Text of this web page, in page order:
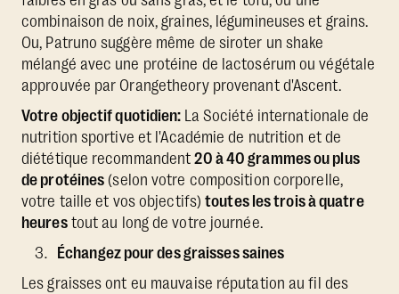
combinaison de noix, graines, légumineuses et grains.
Ou, Patruno suggère même de siroter un shake
mélangé avec une protéine de lactosérum ou végétale
approuvée par Orangetheory provenant d'Ascent.
Votre objectif quotidien: La Société internationale de
nutrition sportive et l'Académie de nutrition et de
diététique recommandent20 à 40 grammes ou plus
de protéines (selon votre composition corporelle,
votre taille et vos objectifs)toutes les trois à quatre
heurestout au long de votre journée.
Échangez pour des graisses saines
Les graisses ont eu mauvaise réputation au fil des